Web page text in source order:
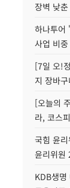
장벽 낮
하나투어
사업 비
[7일 오!
지 장바
[오늘의
라, 코스
국힘 윤
윤리위원
KDB생명